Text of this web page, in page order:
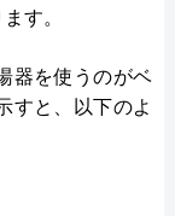
す。
器を使うのがベ
すと、以下のよ